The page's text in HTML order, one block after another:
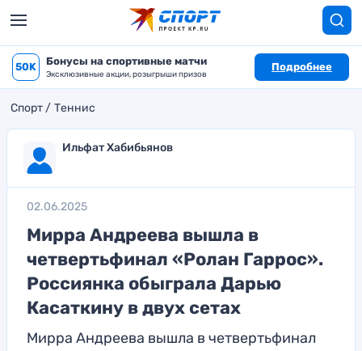
50K Бонусы на спортивные матчи
Эксклюзивные акции, розыгрыши призов
Подробнее
Спорт Теннис
Ильфат Хабибьянов
02.06.2025
Мирра Андреева вышла в
четвертьфинал «Ролан Гаррос».
Россиянка обыграла Дарью
Касаткину в двух сетах
Мирра Андреева вышла в четвертьфинал